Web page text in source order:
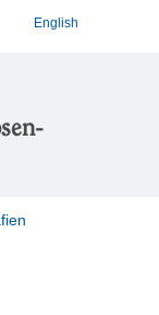
English